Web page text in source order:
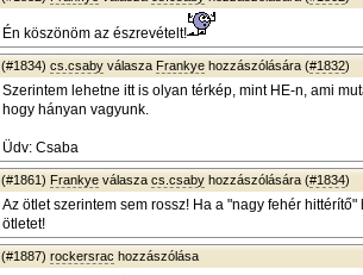
Én köszönöm az észrevételt!
(#1834) cs.csaby válasza Frankye hozzászólására (#1832)
Szerintem lehetne itt is olyan térkép, mint HE-n, ami
hogy hányan vagyunk.
Üdv: Csaba
(#1861) Frankye válasza cs.csaby hozzászólására (#1834)
Az ötlet szerintem sem rossz! Ha a "nagy fehér
ötletet!
(#1887) rockersrac hozzászólása